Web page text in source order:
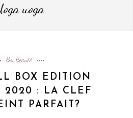
uoga
Box Beauté
BOX EDITION
2020 : LA CLEF
PARFAIT?